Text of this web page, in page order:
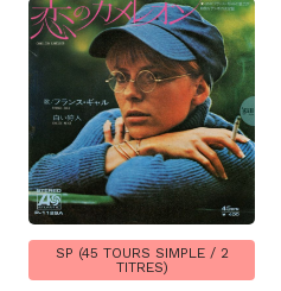
SP (45 TOURS SIMPLE / 2
TITRES)